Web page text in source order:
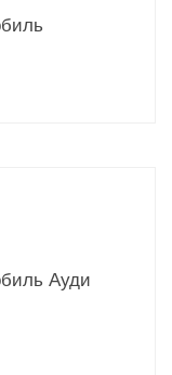
Ауди